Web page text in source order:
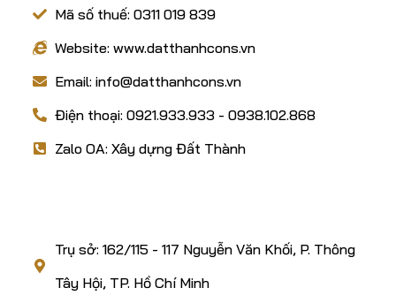
Mã số thuế: 0311 019 839
Website: www.datthanhcons.vn
Email: info@datthanhcons.vn
Điện thoại: 0921.933.933 - 0938.102.868
Zalo OA: Xây dựng Đất Thành
Trụ sở: 162/115 - 117 Nguyễn Văn Khối, P. Thông
Tây Hội, TP. Hồ Chí Minh